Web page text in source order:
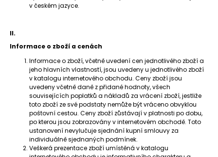
v českém jazyce.
II.
Informace o zboží a cenách
Informace o zboží, včetně uvedení cen jednotlivého zboží a
jeho hlavních vlastností, jsou uvedeny u jednotlivého zboží
v katalogu internetového obchodu. Ceny zboží jsou
uvedeny včetně daně z přidané hodnoty, všech
souvisejících poplatků a nákladů za vrácení zboží, jestliže
toto zboží ze své podstaty nemůže být vráceno obvyklou
poštovní cestou. Ceny zboží zůstávají v platnosti po dobu,
po kterou jsou zobrazovány v internetovém obchodě. Toto
ustanovení nevylučuje sjednání kupní smlouvy za
individuálně sjednaných podmínek.
Veškerá prezentace zboží umístěná v katalogu